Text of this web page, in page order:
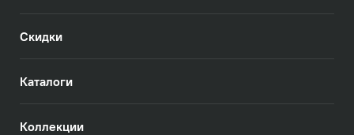
Скидки
Каталоги
Коллекции